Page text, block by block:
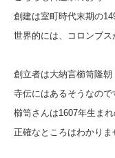
創建は室町時代末期の
世界的には、コロンブ
創立者は大納言櫛笥隆
寺伝にはあるそうなので
櫛笥さんは1607年生ま
正確なところはわかりま